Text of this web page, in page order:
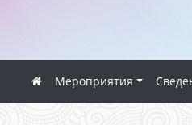
Мероприятия